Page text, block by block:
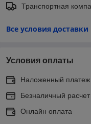
Транспортная
Все условия доставки
Условия оплаты
Наложенный платеж
Безналичный расчет
Онлайн оплата